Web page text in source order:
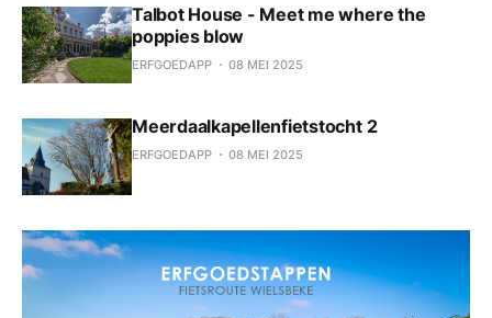
Talbot House - Meet me where the
poppies blow
ERFGOEDAPP 08 MEI 2025
Meerdaalkapellenfietstocht 2
ERFGOEDAPP 08 MEI 2025